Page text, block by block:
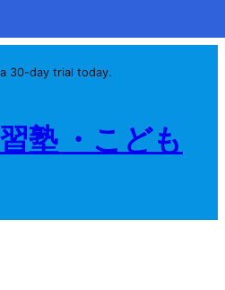
30-day trial today.
塾 ・こども